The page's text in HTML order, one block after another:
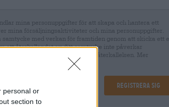
personal or
section to
mina personuppgifter för att skapa och hantera ett
mina försäljningsaktiviteter och mina personuppgifter.
med verkan för framtiden genom att skicka ett
att återkallandet av ditt samtycke inte påverkar
samtycke fram till tidpunkten för återkallelsen. Mer
Registrera sig